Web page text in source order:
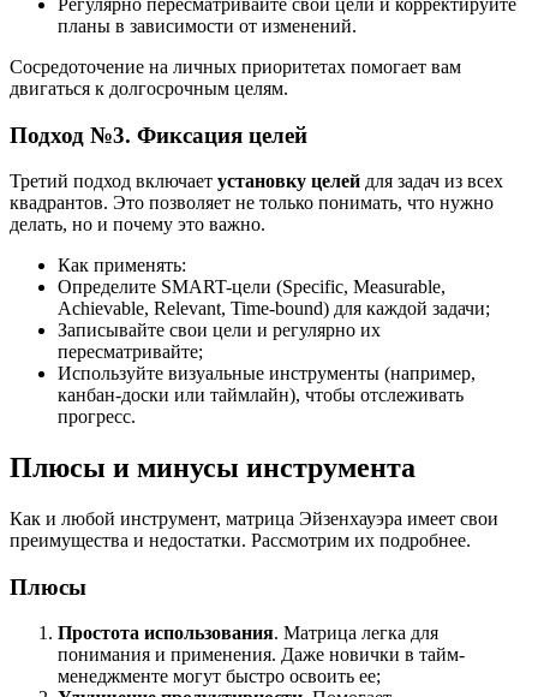
планы в зависимости от изменений.
Сосредоточение на личных приоритетах помогает вам
двигаться к долгосрочным целям.
Подход №3. Фиксация целей
Третий подход включает установку целей для задач из всех
квадрантов. Это позволяет не только понимать, что нужно
делать, но и почему это важно.
Как применять:
Определите SMART-цели (Specific, Measurable,
Achievable, Relevant, Time-bound) для каждой задачи;
Записывайте свои цели и регулярно их
пересматривайте;
Используйте визуальные инструменты (например,
канбан-доски или таймлайн), чтобы отслеживать
прогресс.
Плюсы и минусы инструмента
Как и любой инструмент, матрица Эйзенхауэра имеет свои
преимущества и недостатки. Рассмотрим их подробнее.
Плюсы
Простота использования. Матрица легка для
понимания и применения. Даже новички в тайм-
менеджменте могут быстро освоить ее;